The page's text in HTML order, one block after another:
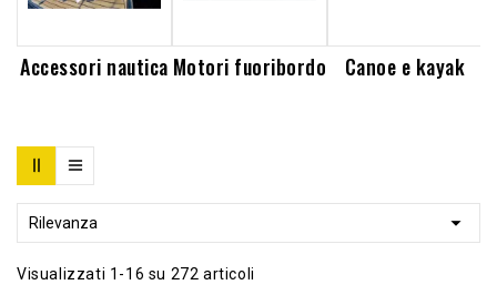
Accessori nautica Motori fuoribordo Canoe e kayak
Rilevanza 
Visualizzati 1-16 su 272 articoli